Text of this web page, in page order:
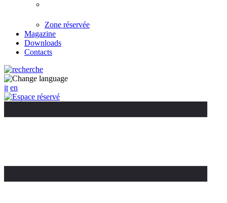
Zone réservée
Magazine
Downloads
Contacts
it en